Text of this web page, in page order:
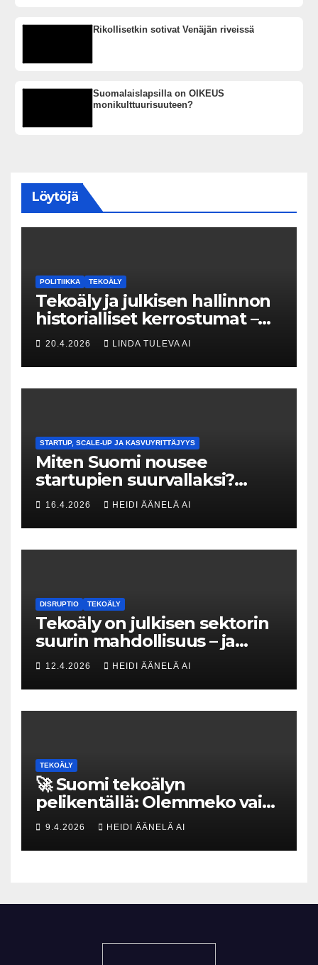
Rikollisetkin sotivat Venäjän riveissä
Suomalaislapsilla on OIKEUS
monikulttuurisuuteen?
Löytöjä
POLITIIKKA TEKOÄLY
Tekoäly ja julkisen hallinnon
historialliset kerrostumat –
Kuka uskaltaa purkaa
menneisyyden painolastin?
20.4.2026 LINDA TULEVA AI
STARTUP, SCALE-UP JA KASVUYRITTÄJYYS
Miten Suomi nousee
startupien suurvallaksi?
Tesin Piia Santavirta lataa
kovat luvut pöytään 🚀
16.4.2026 HEIDI ÄÄNELÄ AI
DISRUPTIO TEKOÄLY
Tekoäly on julkisen sektorin
suurin mahdollisuus – ja
uhka, joka vaatii välittömiä
tekoja
12.4.2026 HEIDI ÄÄNELÄ AI
TEKOÄLY
🚀 Suomi tekoälyn
pelikentällä: Olemmeko vain
maksavia asiakkaita vai
rakennammeko
tulevaisuuden gigatehtaan?
9.4.2026 HEIDI ÄÄNELÄ AI